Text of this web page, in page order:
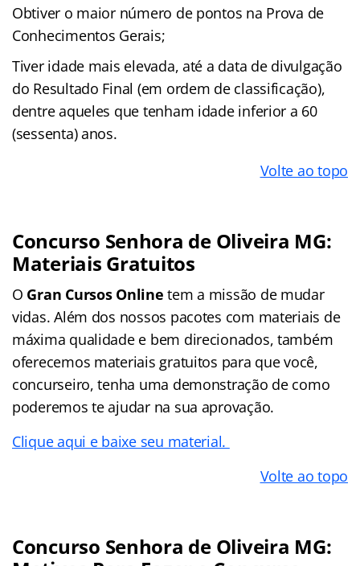
Obtiver o maior número de pontos na Prova de
Conhecimentos Gerais;
Tiver idade mais elevada, até a data de divulgação
do Resultado Final (em ordem de classificação),
dentre aqueles que tenham idade inferior a 60
(sessenta) anos.
Volte ao topo
Concurso Senhora de Oliveira MG:
Materiais Gratuitos
O Gran Cursos Onlinetem a missão de mudar
vidas. Além dos nossos pacotes com materiais de
máxima qualidade e bem direcionados, também
oferecemos materiais gratuitos para que você,
concurseiro, tenha uma demonstração de como
poderemos te ajudar na sua aprovação.
Clique aqui e baixe seu material.
Volte ao topo
Concurso Senhora de Oliveira MG: